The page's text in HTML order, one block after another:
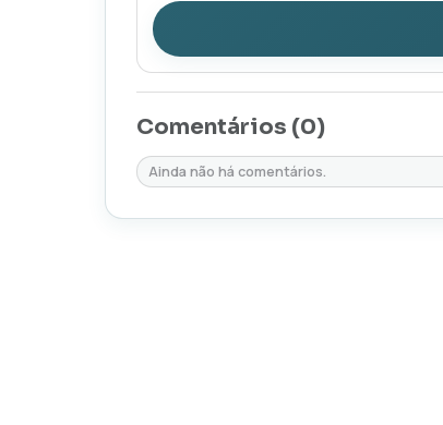
Comentários (0)
Ainda não há comentários.